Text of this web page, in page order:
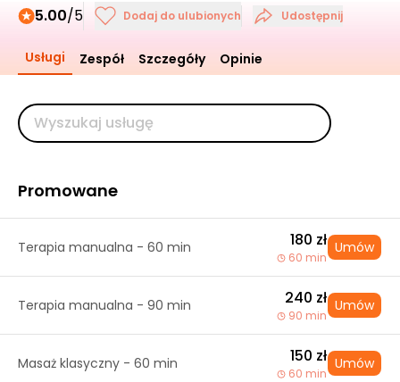
5.00/5 Dodaj do ulubionych Udostępnij
Usługi Zespół Szczegóły Opinie
Promowane
Terapia manualna - 60 min 180 zł
60 min
Umów
Terapia manualna - 90 min 240 zł
90 min
Umów
Masaż klasyczny - 60 min 150 zł
60 min
Umów